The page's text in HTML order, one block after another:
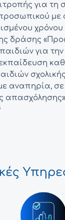
για τη
με
χρόνου
δράσης
για
αναπηρία,